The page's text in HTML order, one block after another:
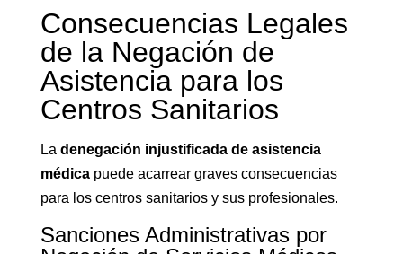
Consecuencias Legales
de la Negación de
Asistencia para los
Centros Sanitarios
La denegación injustificada de asistencia
médicapuede acarrear graves consecuencias
para los centros sanitarios y sus profesionales.
Sanciones Administrativas por